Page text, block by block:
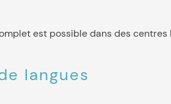
est possible dans des
langues